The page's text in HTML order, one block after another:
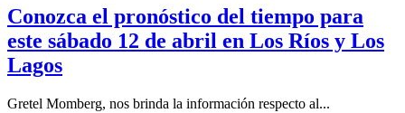
Conozca el pronóstico del tiempo para
este sábado 12 de abril en Los Ríos y Los
Lagos
Gretel Momberg, nos brinda la información respecto al...